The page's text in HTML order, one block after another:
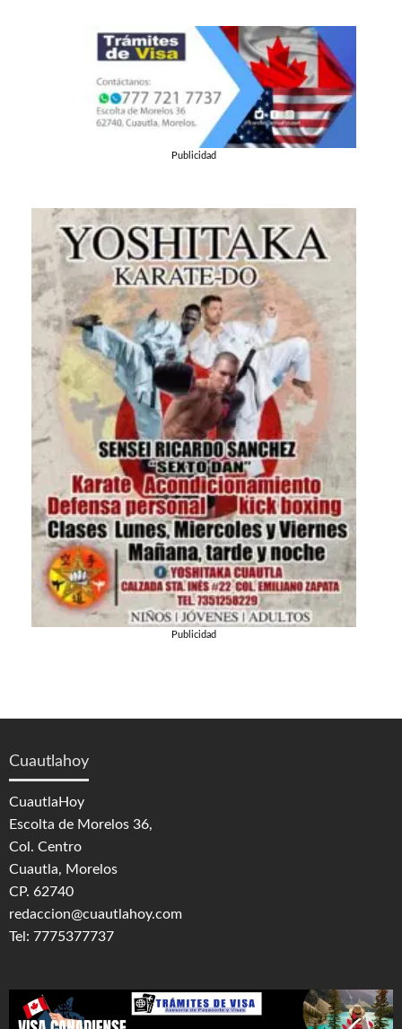
Publicidad
Publicidad
Cuautlahoy
CuautlaHoy
Escolta de Morelos 36,
Col. Centro
Cuautla, Morelos
CP. 62740
redaccion@cuautlahoy.com
Tel: 7775377737